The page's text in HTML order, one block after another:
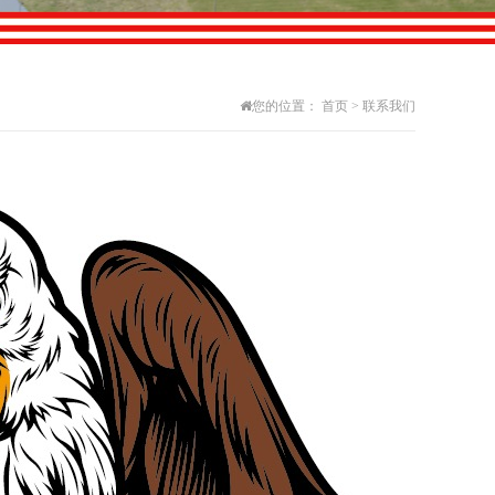
您的位置： 首页 > 联系我们